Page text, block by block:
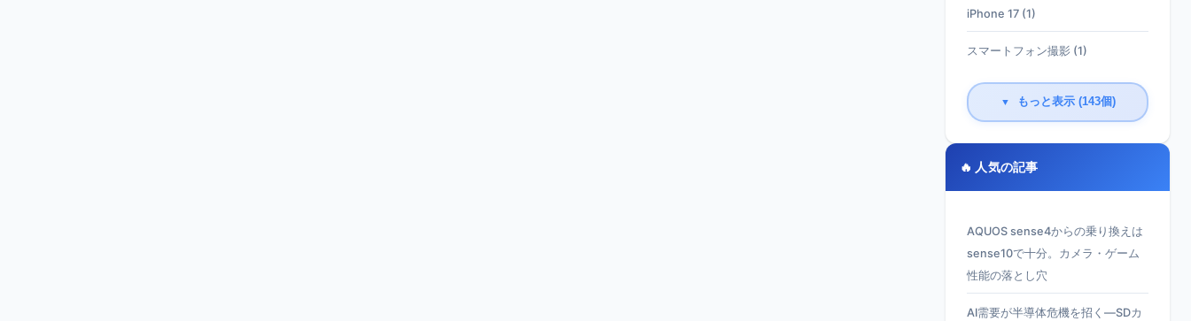
iPhone 17 (1)
スマートフォン撮影 (1)
▼ もっと表示 (143個)
🔥 人気の記事
AQUOS sense4からの乗り換えは
sense10で十分。カメラ・ゲーム
性能の落とし穴
AI需要が半導体危機を招く—SDカ